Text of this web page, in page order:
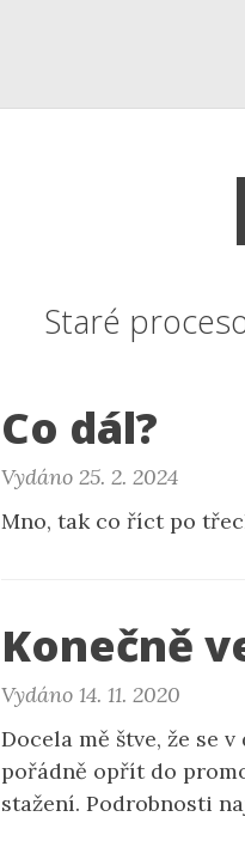
Staré
Co dál?
Vydáno 25. 2. 2024
Mno, tak co říct po
Konečně
Vydáno 14. 11. 2020
Docela mě štve, že se
pořádně opřít do
stažení. Podrobnosti